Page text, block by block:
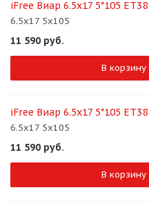
iFree Виар 6.5x17 5*105
6.5x17 5x105
11 590 руб.
В корзину
iFree Виар 6.5x17 5*105
6.5x17 5x105
11 590 руб.
В корзину